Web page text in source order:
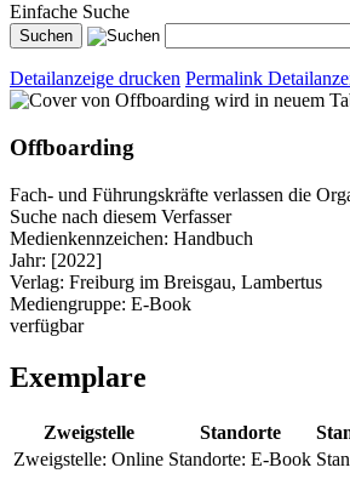
Einfache Suche
Detailanzeige drucken Permalink
wird in neuem
Offboarding
Fach- und Führungskräfte verlassen die
Suche nach diesem Verfasser
Medienkennzeichen: Handbuch
Jahr: [2022]
Verlag: Freiburg im Breisgau, Lambertus
Mediengruppe: E-Book
verfügbar
Exemplare
Zweigstelle Standorte
Zweigstelle: Online Standorte: E-Book